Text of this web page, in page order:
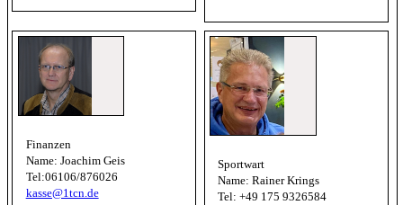
Finanzen
Name: Joachim Geis
Tel:06106/876026
kasse@1tcn.de
Sportwart
Name: Rainer Krings
Tel: +49 175 9326584